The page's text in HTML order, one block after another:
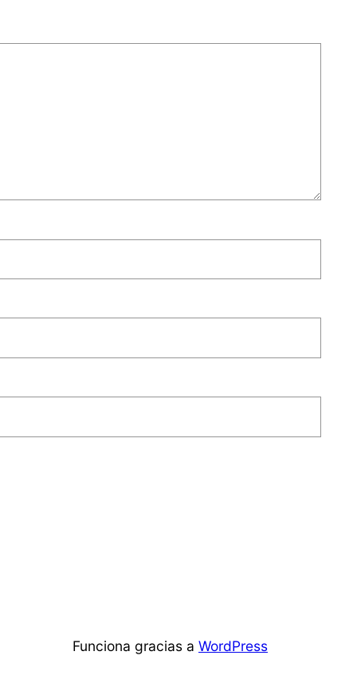
Funciona gracias a WordPress